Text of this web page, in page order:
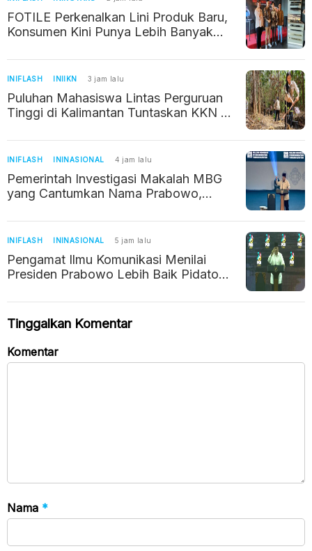
FOTILE Perkenalkan Lini Produk Baru,
Konsumen Kini Punya Lebih Banyak
INIFLASH INIIKN 3 jam lalu
Puluhan Mahasiswa Lintas Perguruan
Tinggi di Kalimantan Tuntaskan KKN di
INIFLASH ININASIONAL 4 jam lalu
Pemerintah Investigasi Makalah MBG
yang Cantumkan Nama Prabowo,
INIFLASH ININASIONAL 5 jam lalu
Pengamat Ilmu Komunikasi Menilai
Presiden Prabowo Lebih Baik Pidato
Tinggalkan Komentar
Komentar
Nama *